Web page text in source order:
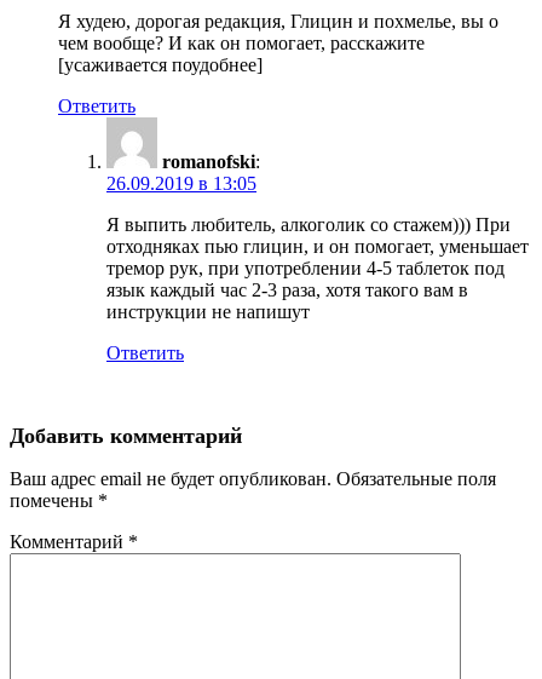
Я худею, дорогая редакция, Глицин и похмелье, вы о
чем вообще? И как он помогает, расскажите
[усаживается поудобнее]
Ответить
romanofski:
26.09.2019 в 13:05
Я выпить любитель, алкоголик со стажем))) При
отходняках пью глицин, и он помогает, уменьшает
тремор рук, при употреблении 4-5 таблеток под
язык каждый час 2-3 раза, хотя такого вам в
инструкции не напишут
Ответить
Добавить комментарий
Ваш адрес email не будет опубликован. Обязательные поля
помечены *
Комментарий *